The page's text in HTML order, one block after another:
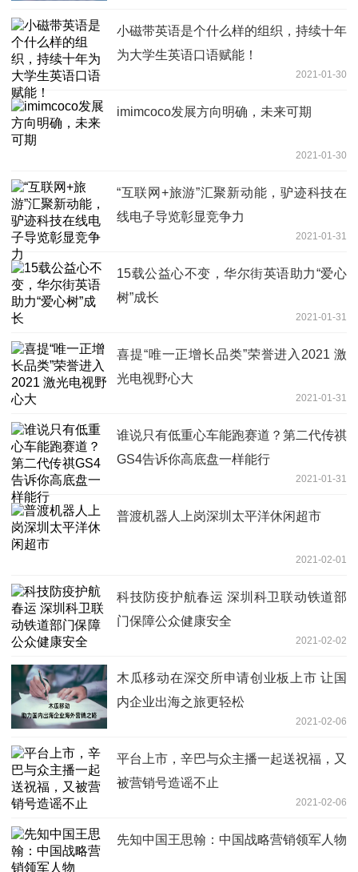
小磁带英语是个什么样的组织，持续十年
为大学生英语口语赋能！
2021-01-30
imimcoco发展方向明确，未来可期
2021-01-30
“互联网+旅游”汇聚新动能，驴迹科技在
线电子导览彰显竞争力
2021-01-31
15载公益心不变，华尔街英语助力“爱心
树”成长
2021-01-31
喜提“唯一正增长品类”荣誉进入2021 激
光电视野心大
2021-01-31
谁说只有低重心车能跑赛道？第二代传祺
GS4告诉你高底盘一样能行
2021-01-31
普渡机器人上岗深圳太平洋休闲超市
2021-02-01
科技防疫护航春运 深圳科卫联动铁道部
门保障公众健康安全
2021-02-02
木瓜移动在深交所申请创业板上市 让国
内企业出海之旅更轻松
2021-02-06
平台上市，辛巴与众主播一起送祝福，又
被营销号造谣不止
2021-02-06
先知中国王思翰：中国战略营销领军人物